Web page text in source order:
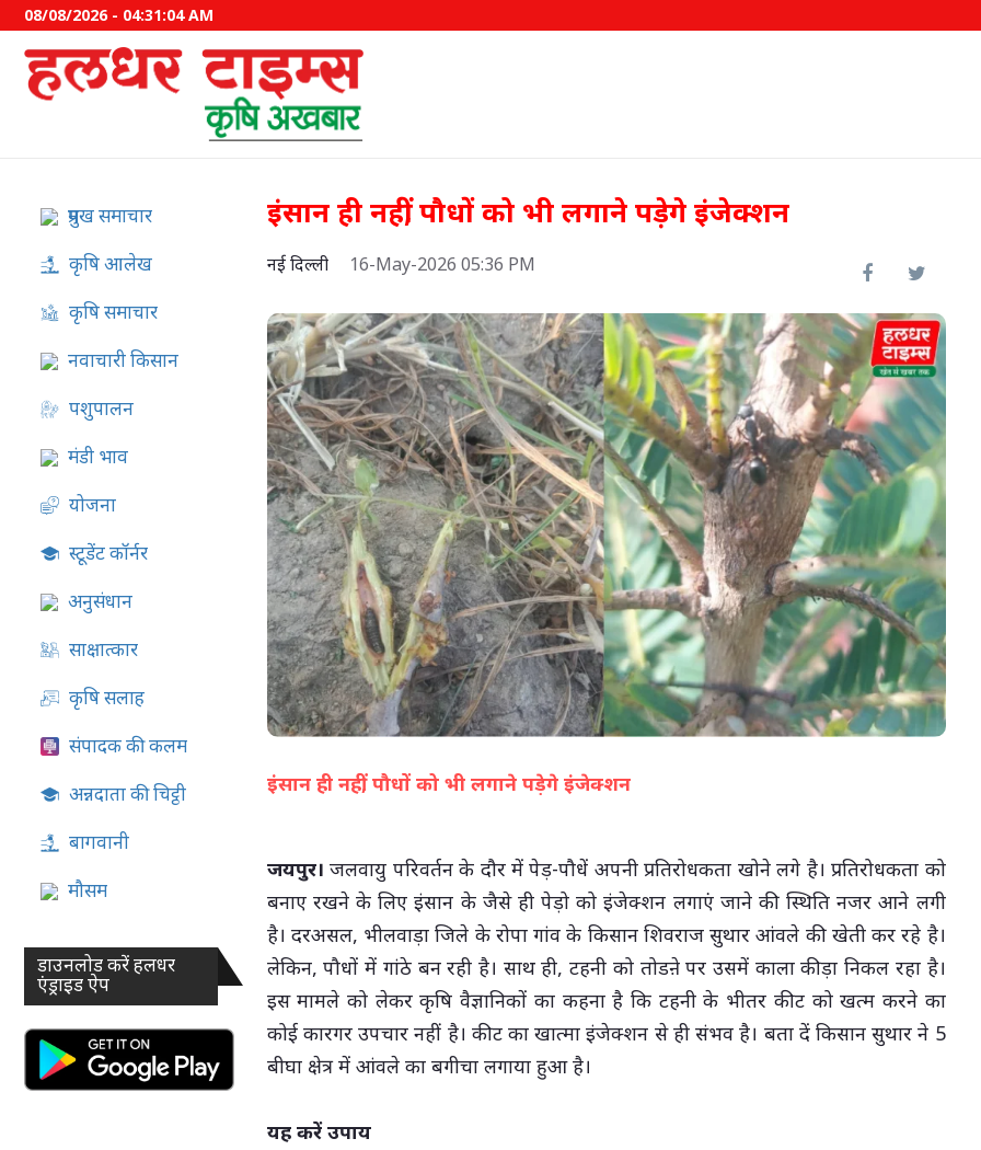
08/08/2026 - 04:31:04 AM
प्रमुख समाचार
कृषि आलेख
कृषि समाचार
नवाचारी किसान
पशुपालन
मंडी भाव
योजना
स्टूडेंट कॉर्नर
अनुसंधान
साक्षात्कार
कृषि सलाह
संपादक की कलम
अन्नदाता की चिट्ठी
बागवानी
मौसम
डाउनलोड करें हलधर
एंड्राइड ऐप
इंसान ही नहीं, पौधों को भी लगाने पड़ेगे इंजेक्शन
नई दिल्ली 16-May-2026 05:36 PM
इंसान ही नहीं, पौधों को भी लगाने पड़ेगे इंजेक्शन
जयपुर।जलवायु परिवर्तन के दौर में पेड़-पौधें अपनी प्रतिरोधकता खोने लगे है। प्रतिरोधकता को
बनाए रखने के लिए इंसान के जैसे ही पेड़ो को इंजेक्शन लगाएं जाने की स्थिति नजर आने लगी
है। दरअसल, भीलवाड़ा जिले के रोपा गांव के किसान शिवराज सुथार आंवले की खेती कर रहे है।
लेकिन, पौधों में गांठे बन रही है। साथ ही, टहनी को तोडऩे पर उसमें काला कीड़ा निकल रहा है।
इस मामले को लेकर कृषि वैज्ञानिकों का कहना है कि टहनी के भीतर कीट को खत्म करने का
कोई कारगर उपचार नहीं है। कीट का खात्मा इंजेक्शन से ही संभव है। बता दें किसान सुथार ने 5
बीघा क्षेत्र में आंवले का बगीचा लगाया हुआ है।
यह करें उपाय
इफको-एमसी ने बाजार उतारे दो नए
07-Aug-2026 05:02 PM
रामसर में स्थापित होगी अत्याधुनिक
'गोट सीमन लैब
07-Aug-2026 12:28 PM